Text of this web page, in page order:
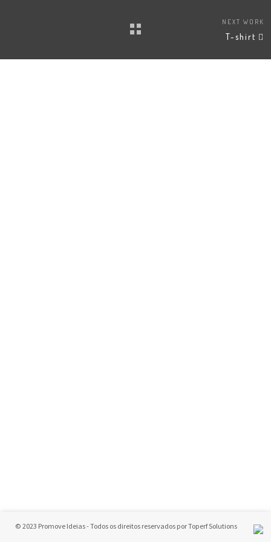
NEXT WORK
T-shirt
© 2023 Promove Ideias - Todos os direitos reservados porToperf Solutions